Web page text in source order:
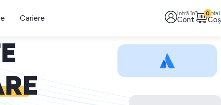
Cariere Intră în
Cont
Total
Coș
0